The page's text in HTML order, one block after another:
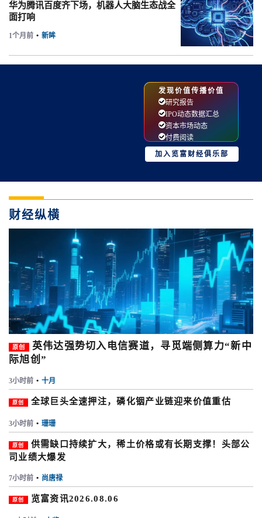
华为腾讯百度齐下场，机器人大脑生态战全
面打响
1个月前 • 新眸
发现价值传播价值
研究报告
IPO动态数据汇总
资本市场动态
付费阅读
加入览富财经俱乐部
财经纵横
原创
英伟达强势切入电信赛道，寻觅端侧算力“新中
际旭创”
3小时前 • 十月
原创 全球巨头全速押注，磷化铟产业链迎来价值重估
3小时前 • 珊珊
原创
供需缺口持续扩大，稀土价格或有长期支撑！头部公
司业绩大爆发
7小时前 • 尚唐禄
原创 览富资讯2026.08.06